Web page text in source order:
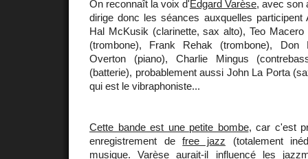
On reconnaît la voix d'Edgard Varèse, avec son
dirige donc les séances auxquelles participent
Hal McKusik (clarinette, sax alto), Teo
(trombone), Frank Rehak (trombone), Don
Overton (piano), Charlie Mingus
(batterie), probablement aussi John La Porta
qui est le vibraphoniste...
Cette bande est une petite bombe, car c'est
enregistrement defree jazz (totalement
musique. Varèse aurait-il influencé les